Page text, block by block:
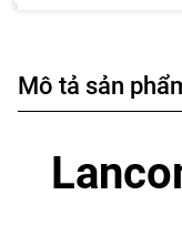
Mô tả sản